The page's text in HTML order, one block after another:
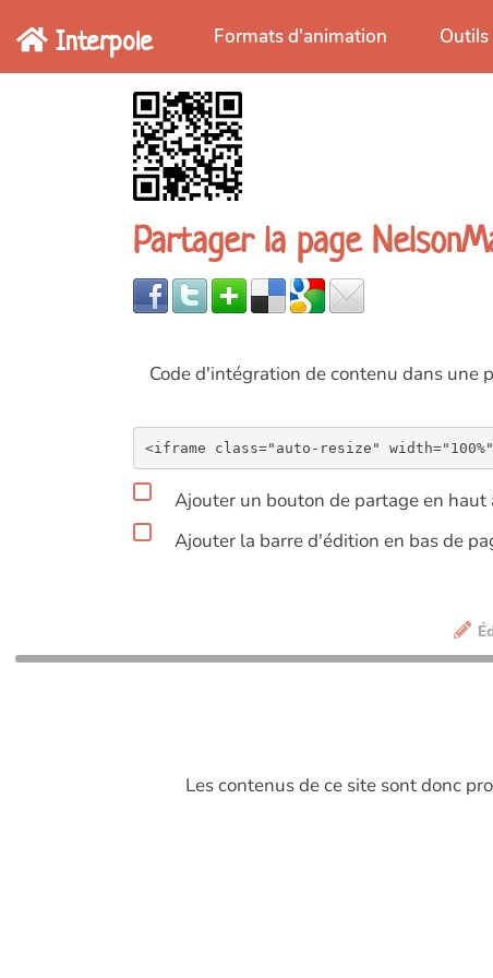
Aller au contenu principal
Interpole Formats d'animation
Partager la page
Code d'intégration de contenu dans une
Ajouter un bouton de partage en haut
Ajouter la barre d'édition en bas de
Les contenus de ce site sont donc